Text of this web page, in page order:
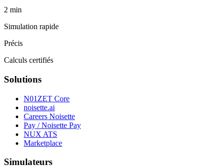
2 min
Simulation rapide
Précis
Calculs certifiés
Solutions
N01ZET Core
noisette.ai
Careers Noisette
Pay / Noisette Pay
NUX ATS
Marketplace
Simulateurs